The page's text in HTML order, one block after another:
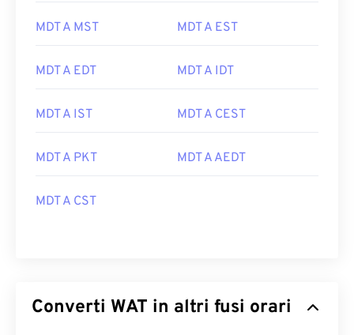
MDT A MST MDT A EST
MDT A EDT MDT A IDT
MDT A IST MDT A CEST
MDT A PKT MDT A AEDT
MDT A CST
Converti WAT in altri fusi orari